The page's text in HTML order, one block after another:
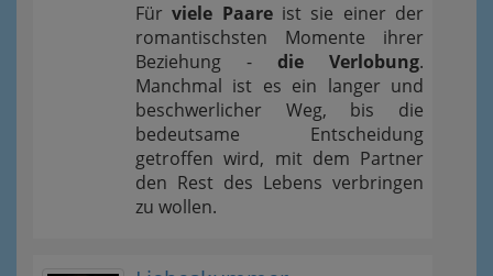
Fürviele Paareist sie einer der
romantischsten Momente ihrer
Beziehung - die Verlobung.
Manchmal ist es ein langer und
beschwerlicher Weg, bis die
bedeutsame Entscheidung
getroffen wird, mit dem Partner
den Rest des Lebens verbringen
zu wollen.